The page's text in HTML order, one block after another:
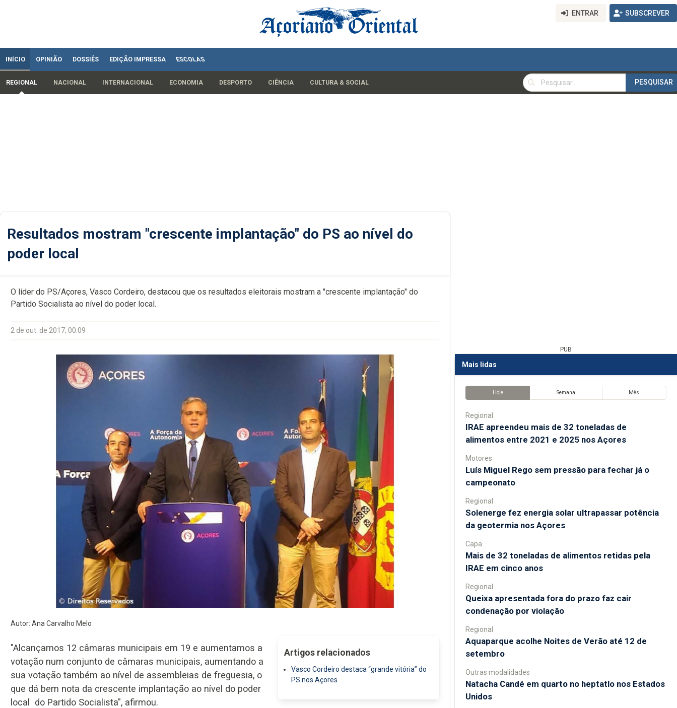
ENTRAR SUBSCREVER
INÍCIO OPINIÃO DOSSIÊS EDIÇÃO IMPRESSA ESCOLAS
REGIONAL NACIONAL INTERNACIONAL ECONOMIA DESPORTO CIÊNCIA CULTURA & SOCIAL
PESQUISAR
PESQUISAR
Resultados mostram "crescente implantação" do PS ao nível do
poder local
O líder do PS/Açores, Vasco Cordeiro, destacou que os resultados eleitorais mostram a "crescente implantação" do
Partido Socialista ao nível do poder local.
2 de out. de 2017, 00:09
Autor: Ana Carvalho Melo
Artigos relacionados
Vasco Cordeiro destaca “grande vitória” do
PS nos Açores
"Alcançamos 12 câmaras municipais em 19 e aumentamos a
votação num conjunto de câmaras municipais, aumentando a
sua votação também ao nível de assembleias de freguesia, o
que dá bem nota da crescente implantação ao nível do poder
local do Partido Socialista", afirmou.
PUB
Mais lidas
Hoje Semana Mês
Regional
IRAE apreendeu mais de 32 toneladas de
alimentos entre 2021 e 2025 nos Açores
Motores
Luís Miguel Rego sem pressão para fechar já o
campeonato
Regional
Solenerge fez energia solar ultrapassar potência
da geotermia nos Açores
Capa
Mais de 32 toneladas de alimentos retidas pela
IRAE em cinco anos
Regional
Queixa apresentada fora do prazo faz cair
condenação por violação
Regional
Aquaparque acolhe Noites de Verão até 12 de
setembro
Outras modalidades
Natacha Candé em quarto no heptatlo nos Estados
Unidos